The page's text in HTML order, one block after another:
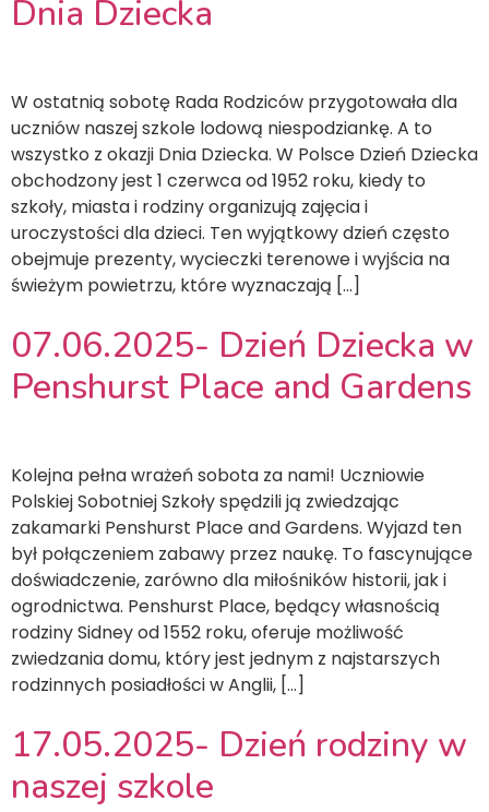
Dnia Dziecka
W ostatnią sobotę Rada Rodziców przygotowała dla
uczniów naszej szkole lodową niespodziankę. A to
wszystko z okazji Dnia Dziecka. W Polsce Dzień Dziecka
obchodzony jest 1 czerwca od 1952 roku, kiedy to
szkoły, miasta i rodziny organizują zajęcia i
uroczystości dla dzieci. Ten wyjątkowy dzień często
obejmuje prezenty, wycieczki terenowe i wyjścia na
świeżym powietrzu, które wyznaczają […]
07.06.2025- Dzień Dziecka w
Penshurst Place and Gardens
Kolejna pełna wrażeń sobota za nami! Uczniowie
Polskiej Sobotniej Szkoły spędzili ją zwiedzając
zakamarki Penshurst Place and Gardens. Wyjazd ten
był połączeniem zabawy przez naukę. To fascynujące
doświadczenie, zarówno dla miłośników historii, jak i
ogrodnictwa. Penshurst Place, będący własnością
rodziny Sidney od 1552 roku, oferuje możliwość
zwiedzania domu, który jest jednym z najstarszych
rodzinnych posiadłości w Anglii, […]
17.05.2025- Dzień rodziny w
naszej szkole